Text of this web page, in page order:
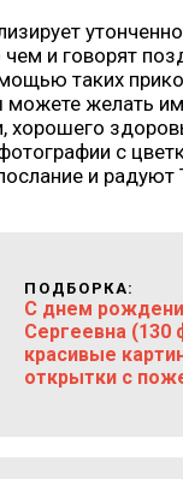
и говорят
таких
желать
хорошего
с
и радуют
ПОДБОРКА:
С днем
Сергеевна (130
красивые
открытки с